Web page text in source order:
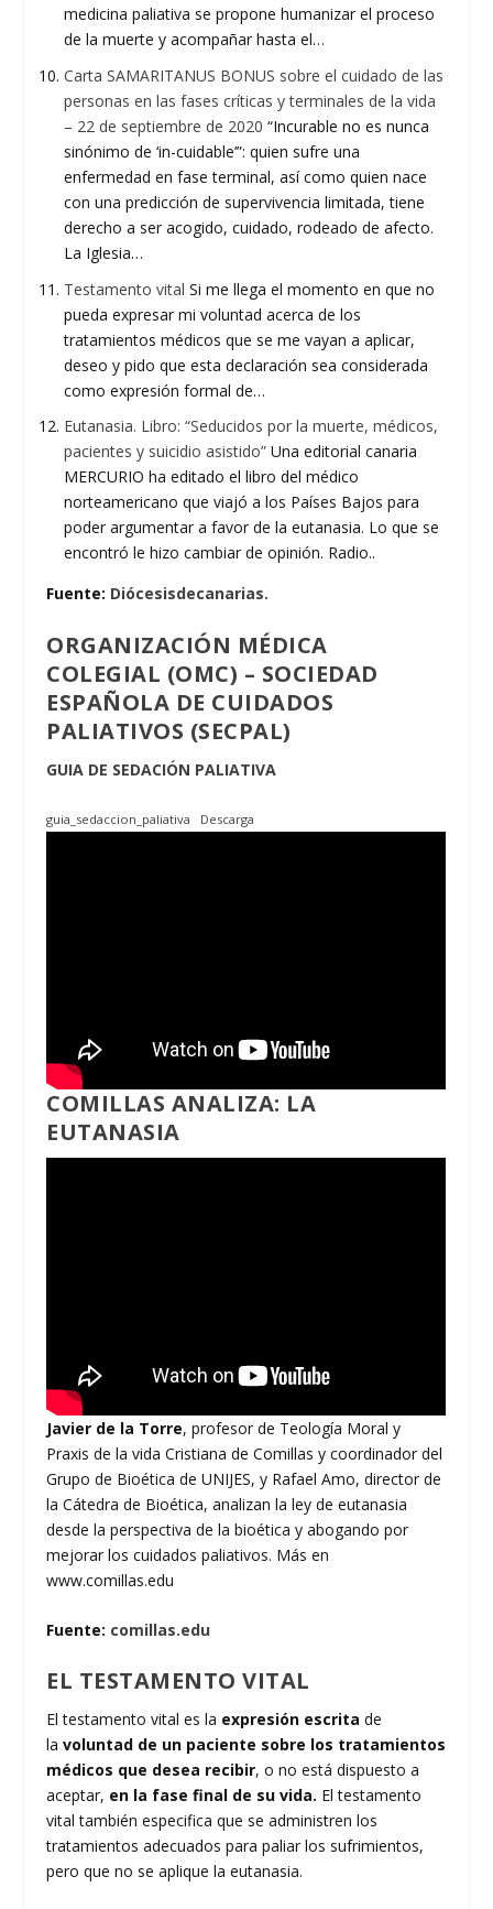
medicina paliativa se propone humanizar el proceso
de la muerte y acompañar hasta el…
Carta SAMARITANUS BONUS sobre el cuidado de las
personas en las fases críticas y terminales de la vida
– 22 de septiembre de 2020“Incurable no es nunca
sinónimo de ‘in-cuidable’”: quien sufre una
enfermedad en fase terminal, así como quien nace
con una predicción de supervivencia limitada, tiene
derecho a ser acogido, cuidado, rodeado de afecto.
La Iglesia…
Testamento vitalSi me llega el momento en que no
pueda expresar mi voluntad acerca de los
tratamientos médicos que se me vayan a aplicar,
deseo y pido que esta declaración sea considerada
como expresión formal de…
Eutanasia. Libro: “Seducidos por la muerte, médicos,
pacientes y suicidio asistido”Una editorial canaria
MERCURIO ha editado el libro del médico
norteamericano que viajó a los Países Bajos para
poder argumentar a favor de la eutanasia. Lo que se
encontró le hizo cambiar de opinión. Radio..
Fuente: Diócesisdecanarias.
ORGANIZACIÓN MÉDICA
COLEGIAL (OMC) – SOCIEDAD
ESPAÑOLA DE CUIDADOS
PALIATIVOS (SECPAL)
GUIA DE SEDACIÓN PALIATIVA
guia_sedaccion_paliativa Descarga
COMILLAS ANALIZA: LA
EUTANASIA
Javier de la Torre, profesor de Teología Moral y
Praxis de la vida Cristiana de Comillas y coordinador del
Grupo de Bioética de UNIJES, y Rafael Amo, director de
la Cátedra de Bioética, analizan la ley de eutanasia
desde la perspectiva de la bioética y abogando por
mejorar los cuidados paliativos. Más en
www.comillas.edu
Fuente: comillas.edu
EL TESTAMENTO VITAL
El testamento vital es la expresión escrita de
lavoluntad de un paciente sobre los tratamientos
médicos que desea recibir, o no está dispuesto a
aceptar, en la fase final de su vida. El testamento
vital también especifica que se administren los
tratamientos adecuados para paliar los sufrimientos,
pero que no se aplique la eutanasia.